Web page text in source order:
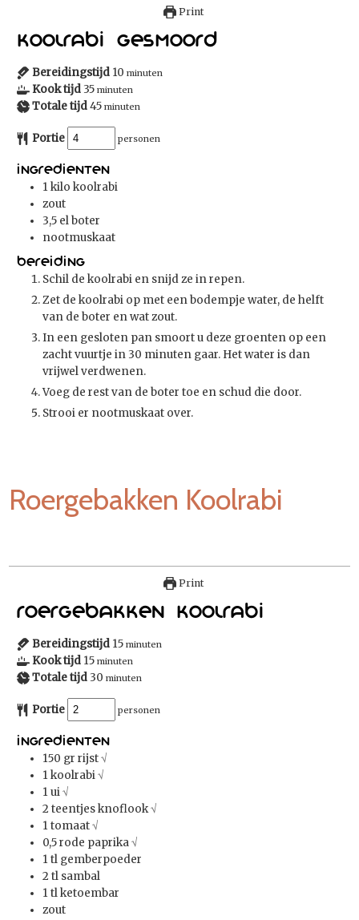
Print
Koolrabi gesmoord
Bereidingstijd 10 minuten
Kook tijd 35 minuten
Totale tijd45 minuten
Portie personen
Ingredienten
1kilo koolrabi
zout
3,5 elboter
nootmuskaat
Bereiding
Schil de koolrabi en snijd ze in repen.
Zet de koolrabi op met een bodempje water, de helft
van de boter en wat zout.
In een gesloten pan smoort u deze groenten op een
zacht vuurtje in 30 minuten gaar. Het water is dan
vrijwel verdwenen.
Voeg de rest van de boter toe en schud die door.
Strooi er nootmuskaat over.
Roergebakken Koolrabi
Print
Roergebakken Koolrabi
Bereidingstijd 15 minuten
Kook tijd 15 minuten
Totale tijd 30 minuten
Portie personen
Ingredienten
150 gr rijst√
1koolrabi√
1ui√
2 teentjes knoflook√
1tomaat√
0,5rode paprika√
1tl gemberpoeder
2 tl sambal
1tlketoembar
zout